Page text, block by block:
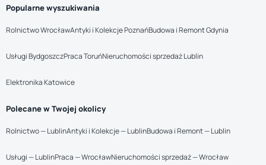
Popularne wyszukiwania
Rolnictwo WrocławAntyki i Kolekcje PoznańBudowa i Remont Gdynia
Usługi BydgoszczPraca ToruńNieruchomości sprzedaż Lublin
Elektronika Katowice
Polecane w Twojej okolicy
Rolnictwo — LublinAntyki i Kolekcje — LublinBudowa i Remont — Lublin
Usługi — LublinPraca — WrocławNieruchomości sprzedaż — Wrocław